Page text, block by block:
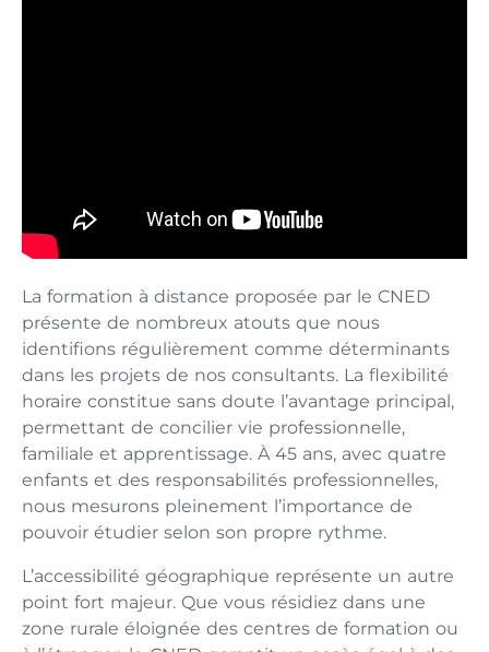
La formation à distance proposée par le CNED
présente de nombreux atouts que nous
identifions régulièrement comme déterminants
dans les projets de nos consultants. La flexibilité
horaire constitue sans doute l’avantage principal,
permettant de concilier vie professionnelle,
familiale et apprentissage. À 45 ans, avec quatre
enfants et des responsabilités professionnelles,
nous mesurons pleinement l’importance de
pouvoir étudier selon son propre rythme.
L’accessibilité géographique représente un autre
point fort majeur. Que vous résidiez dans une
zone rurale éloignée des centres de formation ou